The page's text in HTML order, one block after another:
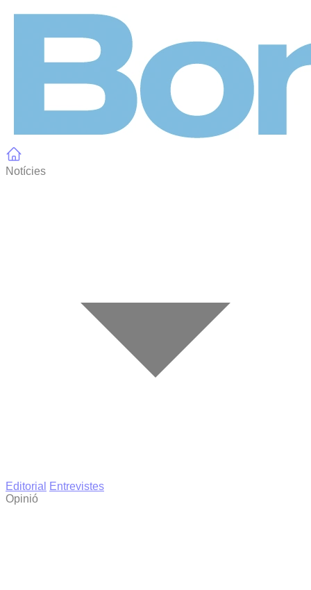
Notícies
Editorial
Entrevistes
Opinió